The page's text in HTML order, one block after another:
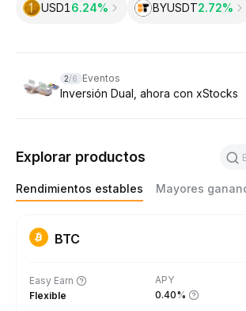
USD16.24% BYUSDT2.72%
2/6 Eventos
Inversión Dual, ahora con xStocks
Explorar productos
Rendimientos estables Mayores
BTC
Easy Earn
Flexible
APY
0.40%